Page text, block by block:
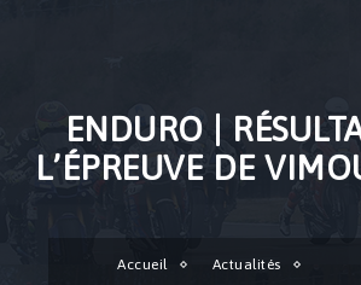
ENDURO |
L’ÉPREUVE DE
Accueil Actualités